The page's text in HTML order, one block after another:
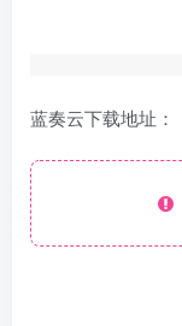
蓝奏云下载地址：